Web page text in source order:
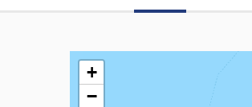
Seuraavassa elementissä on
+
−